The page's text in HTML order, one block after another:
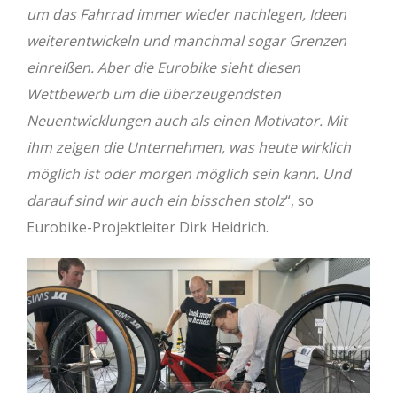
um das Fahrrad immer wieder nachlegen, Ideen
weiterentwickeln und manchmal sogar Grenzen
einreißen. Aber die Eurobike sieht diesen
Wettbewerb um die überzeugendsten
Neuentwicklungen auch als einen Motivator. Mit
ihm zeigen die Unternehmen, was heute wirklich
möglich ist oder morgen möglich sein kann. Und
darauf sind wir auch ein bisschen stolz“, so
Eurobike-Projektleiter Dirk Heidrich.